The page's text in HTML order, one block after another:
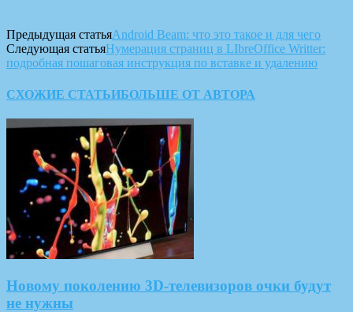
Предыдущая статьяAndroid Beam: что это такое и для чего
Следующая статьяНумерация страниц в LIbreOffice Writter:
подробная пошаговая инструкция по вставке и удалению
СХОЖИЕ СТАТЬИБОЛЬШЕ ОТ АВТОРА
Новому поколению 3D-телевизоров очки будут
не нужны